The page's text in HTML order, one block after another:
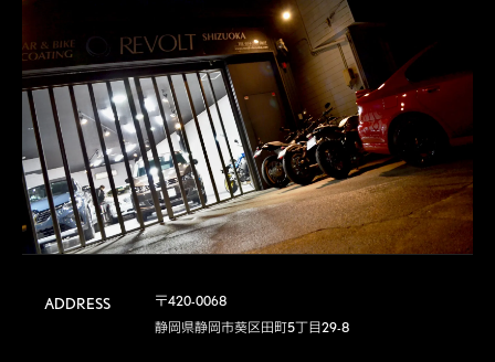
ADDRESS
〒420-0068
静岡県静岡市葵区田町5丁目29-8